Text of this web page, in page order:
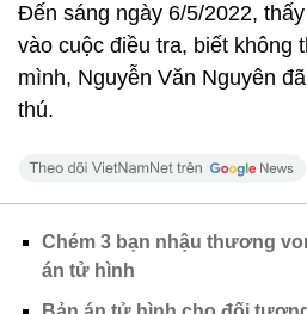
Đến sáng ngày 6/5/2022,
vào cuộc điều tra, biết không
mình, Nguyễn Văn Nguyên
thú.
Chém 3 bạn nhậu thương
án tử hình